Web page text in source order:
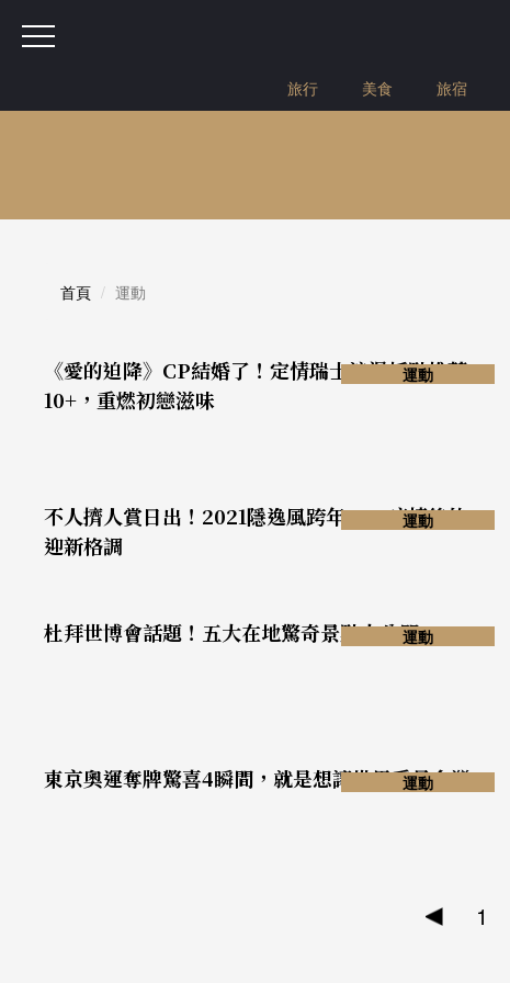
旅行 美食 旅宿
首頁 運動
《愛的迫降》CP結婚了！定情瑞士浪漫採點推薦
10+，重燃初戀滋味
運動
不人擠人賞日出！2021隱逸風跨年5+，疫情後的
迎新格調
運動
杜拜世博會話題！五大在地驚奇景點大公開運動
東京奧運奪牌驚喜4瞬間，就是想讓世界看見台灣
運動
1